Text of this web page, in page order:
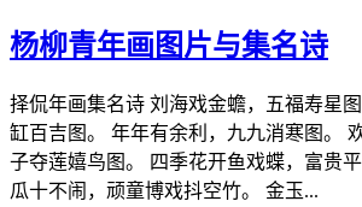
杨柳青年画图片与集名诗
择侃年画集名诗 刘海戏金蟾，五福寿星
缸百吉图。 年年有余利，九九消寒图。
子夺莲嬉鸟图。 四季花开鱼戏蝶，富贵
瓜十不闹，顽童博戏抖空竹。 金玉...